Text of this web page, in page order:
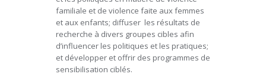
familiale et de violence faite aux femmes
et aux enfants; diffuser les résultats de
recherche à divers groupes cibles afin
d’influencer les politiques et les pratiques;
et développer et offrir des programmes de
sensibilisation ciblés.